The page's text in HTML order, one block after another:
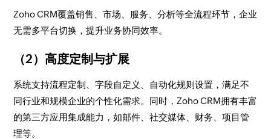
Zoho CRM覆盖销售、市场、服务、分析等全流程环节，企业
无需多平台切换，提升业务协同效率。
（2）高度定制与扩展
系统支持流程定制、字段自定义、自动化规则设置，满足不
同行业和规模企业的个性化需求。同时，Zoho CRM拥有丰富
的第三方应用集成能力，如邮件、社交媒体、财务、项目管
理等。